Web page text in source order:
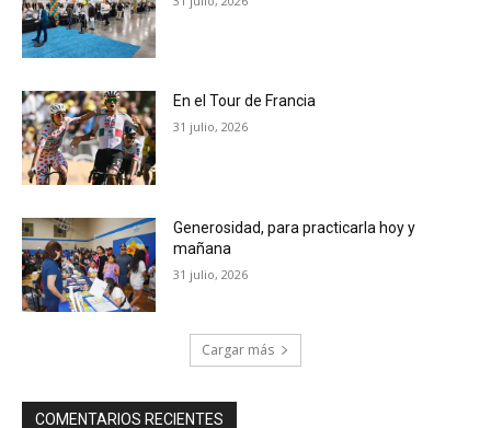
En el Tour de Francia
31 julio, 2026
Generosidad, para practicarla hoy y
mañana
31 julio, 2026
Cargar más
COMENTARIOS RECIENTES